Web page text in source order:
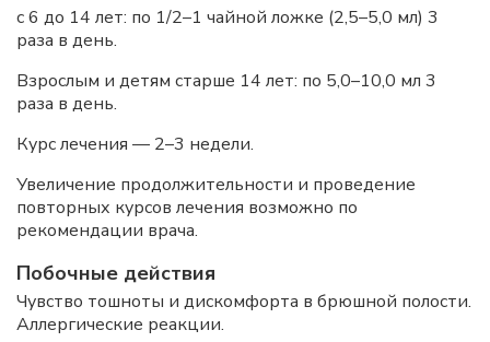
с 6 до 14 лет: по 1/2–1 чайной ложке (2,5–5,0 мл) 3
раза в день.
Взрослым и детям старше 14 лет: по 5,0–10,0 мл 3
раза в день.
Курс лечения — 2–3 недели.
Увеличение продолжительности и проведение
повторных курсов лечения возможно по
рекомендации врача.
Побочные действия
Чувство тошноты и дискомфорта в брюшной полости.
Аллергические реакции.